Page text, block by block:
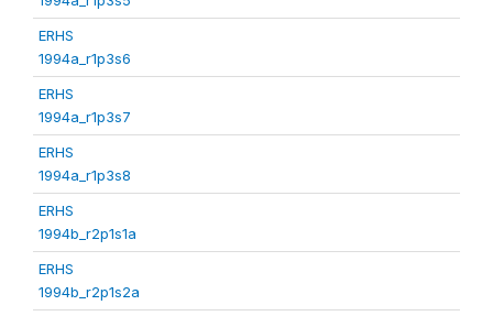
ERHS
1994a_r1p3s6
ERHS
1994a_r1p3s7
ERHS
1994a_r1p3s8
ERHS
1994b_r2p1s1a
ERHS
1994b_r2p1s2a